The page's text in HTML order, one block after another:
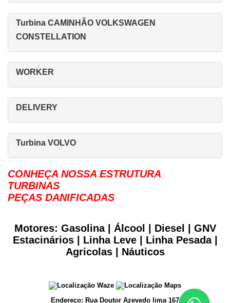
Turbina CAMINHÃO VOLKSWAGEN
CONSTELLATION
WORKER
DELIVERY
Turbina VOLVO
CONHEÇA NOSSA ESTRUTURA
TURBINAS
PEÇAS DANIFICADAS
Motores: Gasolina | Álcool | Diesel | GNV
Estacinários | Linha Leve | Linha Pesada |
Agricolas | Náuticos
Endereço: Rua Doutor Azevedo lima 167